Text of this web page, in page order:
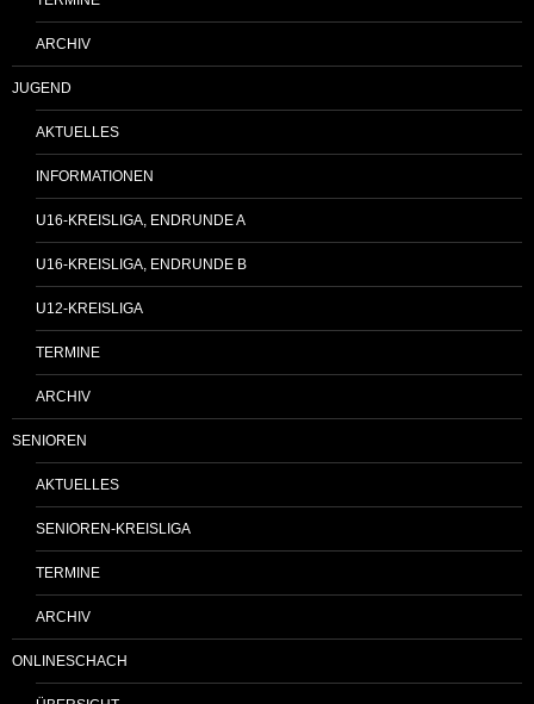
ARCHIV
JUGEND
AKTUELLES
INFORMATIONEN
U16-KREISLIGA, ENDRUNDE A
U16-KREISLIGA, ENDRUNDE B
U12-KREISLIGA
TERMINE
ARCHIV
SENIOREN
AKTUELLES
SENIOREN-KREISLIGA
TERMINE
ARCHIV
ONLINESCHACH